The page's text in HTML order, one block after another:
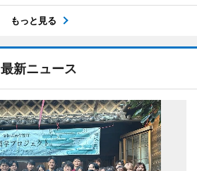
もっと見る
最新ニュース